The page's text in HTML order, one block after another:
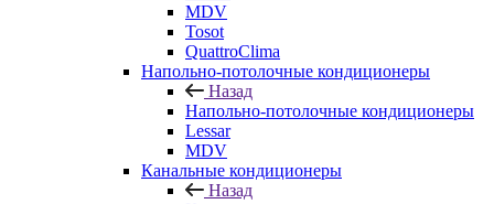
MDV
Tosot
QuattroClima
Напольно-потолочные кондиционеры
Назад
Напольно-потолочные кондиционеры
Lessar
MDV
Канальные кондиционеры
Назад